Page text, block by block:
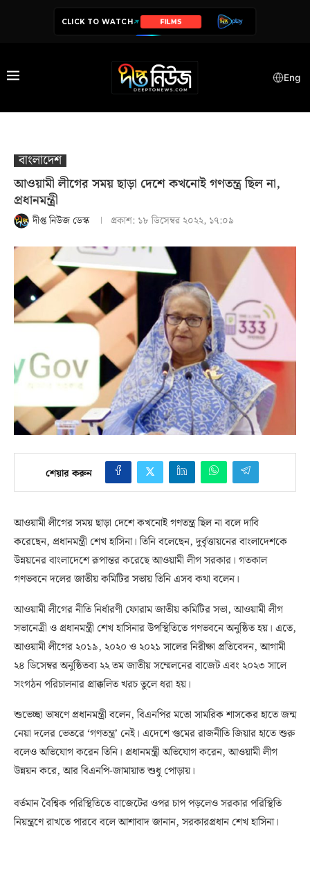
CLICK TO WATCH FILMS
SERIES
Eng
বাংলাদেশ
আওয়ামী লীগের সময় ছাড়া দেশে কখনোই গণতন্ত্র ছিল না,
প্রধানমন্ত্রী
দীপ্ত নিউজ ডেস্ক প্রকাশ: ১৮ ডিসেম্বর ২০২২, ১৭:০৯
শেয়ার করুন
আওয়ামী লীগের সময় ছাড়া দেশে কখনোই গণতন্ত্র ছিল না বলে দাবি
করেছেন, প্রধানমন্ত্রী শেখ হাসিনা। তিনি বলেছেন, দুর্বৃত্তায়নের বাংলাদেশকে
উন্নয়নের বাংলাদেশে রূপান্তর করেছে আওয়ামী লীগ সরকার। গতকাল
গণভবনে দলের জাতীয় কমিটির সভায় তিনি এসব কথা বলেন।
আওয়ামী লীগের নীতি নির্ধারণী ফোরাম জাতীয় কমিটির সভা, আওয়ামী লীগ
সভানেত্রী ও প্রধানমন্ত্রী শেখ হাসিনার উপস্থিতিতে গণভবনে অনুষ্ঠিত হয়। এতে,
আওয়ামী লীগের ২০১৯, ২০২০ ও ২০২১ সালের নিরীক্ষা প্রতিবেদন, আগামী
২৪ ডিসেম্বর অনুষ্ঠিতব্য ২২ তম জাতীয় সম্মেলনের বাজেট এবং ২০২৩ সালে
সংগঠন পরিচালনার প্রাক্কলিত খরচ তুলে ধরা হয়।
শুভেচ্ছা ভাষণে প্রধানমন্ত্রী বলেন, বিএনপির মতো সামরিক শাসকের হাতে জন্ম
নেয়া দলের ভেতরে ‘গণতন্ত্র’ নেই। এদেশে গুমের রাজনীতি জিয়ার হাতে শুরু
বলেও অভিযোগ করেন তিনি। প্রধানমন্ত্রী অভিযোগ করেন, আওয়ামী লীগ
উন্নয়ন করে, আর বিএনপি-জামায়াত শুধু পোড়ায়।
বর্তমান বৈশ্বিক পরিস্থিতিতে বাজেটের ওপর চাপ পড়লেও সরকার পরিস্থিতি
নিয়ন্ত্রণে রাখতে পারবে বলে আশাবাদ জানান, সরকারপ্রধান শেখ হাসিনা।